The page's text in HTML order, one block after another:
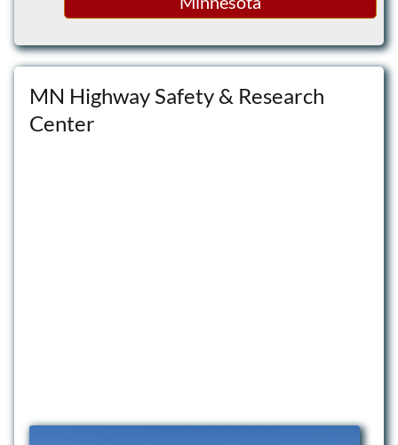
MN Highway Safety & Research
Center